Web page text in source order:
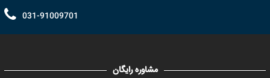
031-91009701
مشاوره رایگان